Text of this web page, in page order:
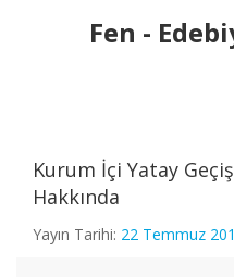
Fen -
İçerikKurum İçi Yatay
Hakkında
Yayın Tarihi: 22 Temmuz